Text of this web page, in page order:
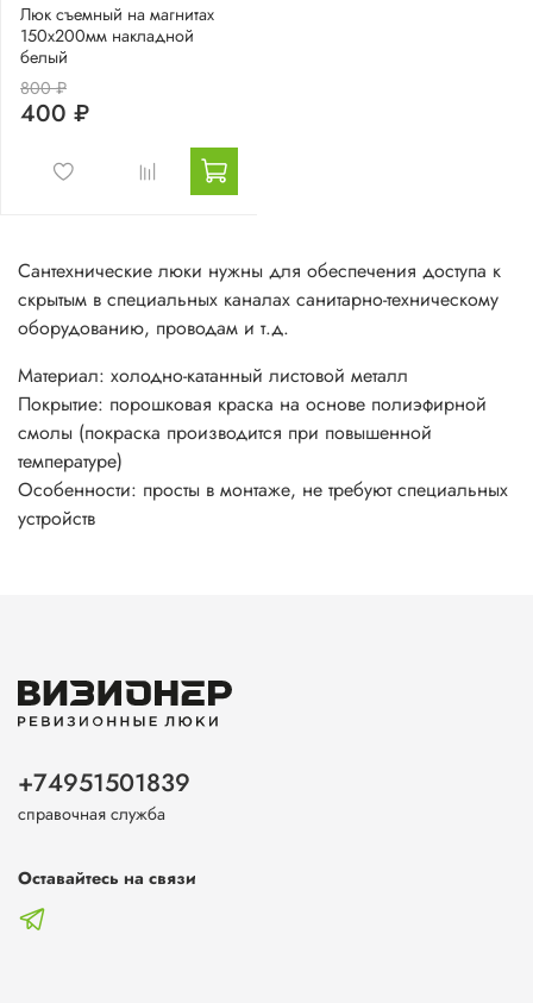
Люк съемный на магнитах
150х200мм накладной
белый
800 ₽
400 ₽
Сантехнические люки нужны для обеспечения доступа к
скрытым в специальных каналах санитарно-техническому
оборудованию, проводам и т.д.
Материал: холодно-катанный листовой металл
Покрытие: порошковая краска на основе полиэфирной
смолы (покраска производится при повышенной
температуре)
Особенности: просты в монтаже, не требуют специальных
устройств
+74951501839
справочная служба
Оставайтесь на связи